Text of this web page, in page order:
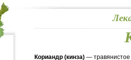
Кориандр (кинза) —